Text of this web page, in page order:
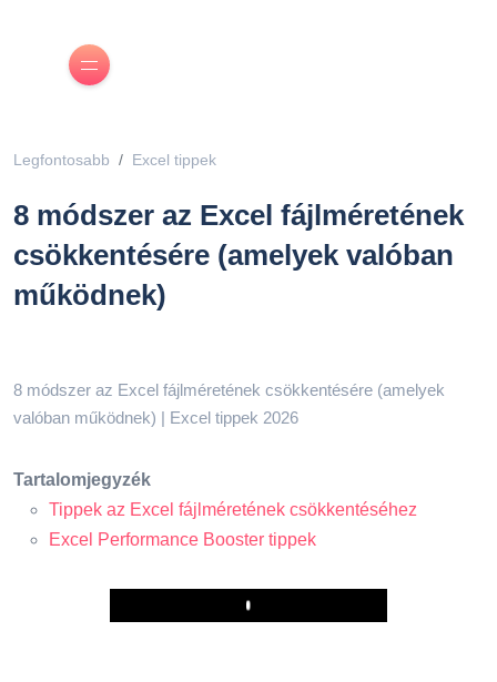
Legfontosabb Excel tippek
8 módszer az Excel fájlméretének
csökkentésére (amelyek valóban
működnek)
8 módszer az Excel fájlméretének csökkentésére (amelyek
valóban működnek) | Excel tippek 2026
Tartalomjegyzék
Tippek az Excel fájlméretének csökkentéséhez
Excel Performance Booster tippek
Play